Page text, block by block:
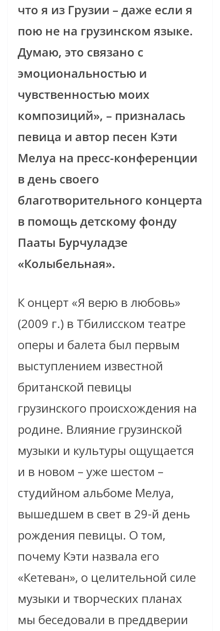
что я из Грузии – даже если я
пою не на грузинском языке.
Думаю, это связано с
эмоциональностью и
чувственностью моих
композиций», – призналась
певица и автор песен Кэти
Мелуа на пресс-конференции
в день своего
благотворительного концерта
в помощь детскому фонду
Пааты Бурчуладзе
«Колыбельная».
К онцерт «Я верю в любовь»
(2009 г.) в Тбилисском театре
оперы и балета был первым
выступлением известной
британской певицы
грузинского происхождения на
родине. Влияние грузинской
музыки и культуры ощущается
и в новом – уже шестом –
студийном альбоме Мелуа,
вышедшем в свет в 29-й день
рождения певицы. О том,
почему Кэти назвала его
«Кетеван», о целительной силе
музыки и творческих планах
мы беседовали в преддверии